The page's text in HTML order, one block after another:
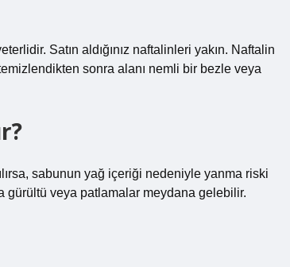
Satın aldığınız naftalinleri yakın. Naftalin
sonra alanı nemli bir bezle veya
sabunun yağ içeriği nedeniyle yanma riski
gürültü veya patlamalar meydana gelebilir.